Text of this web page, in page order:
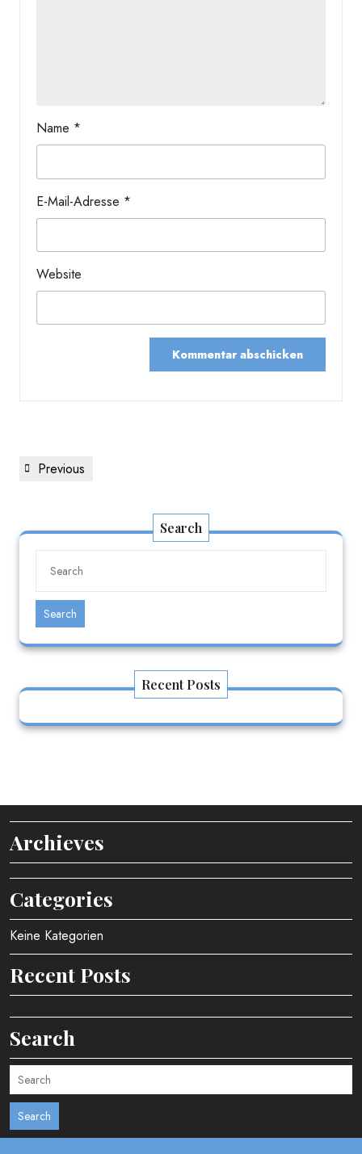
Name *
E-Mail-Adresse *
Website
Previous
Search
Search
Recent Posts
Archieves
Categories
Keine Kategorien
Recent Posts
Search
Search